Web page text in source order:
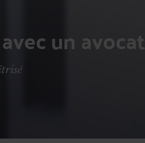
un avocat